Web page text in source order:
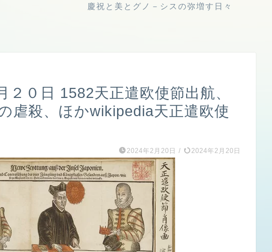
慶祝と美とグノ－シスの弥増す日々
２０日 1582天正遣欧使節出航、
虐殺、ほかwikipedia天正遣欧使
2024年2月20日 / 2024年2月20日